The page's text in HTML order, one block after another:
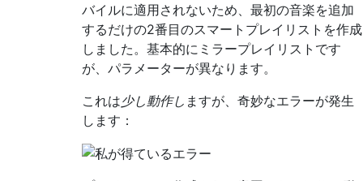
バイルに適用されないため、最初の音楽を追加
するだけの2番目のスマートプレイリストを作成
しました。基本的にミラープレイリストです
が、パラメーターが異なります。
これは少し動作し ますが、奇妙なエラーが発生
します：